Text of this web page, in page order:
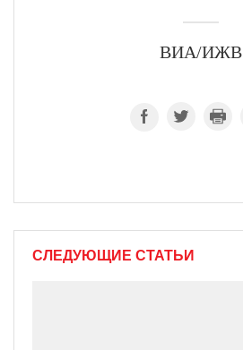
ВИА/ИЖВ
СЛЕДУЮЩИЕ СТАТЬИ